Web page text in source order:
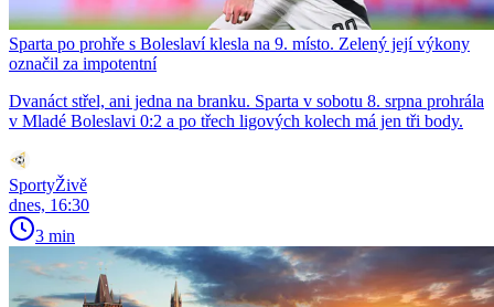
Sparta po prohře s Boleslaví klesla na 9. místo. Zelený její výkony
označil za impotentní
Dvanáct střel, ani jedna na branku. Sparta v sobotu 8. srpna prohrála
v Mladé Boleslavi 0:2 a po třech ligových kolech má jen tři body.
SportyŽivě
dnes, 16:30
3 min